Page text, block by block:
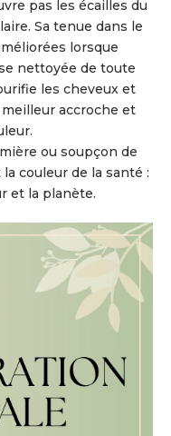
pas les écailles du
Sa tenue dans le
lorsque
nettoyée de toute
les cheveux et
accroche et
ou soupçon de
couleur de la santé :
et la planète.